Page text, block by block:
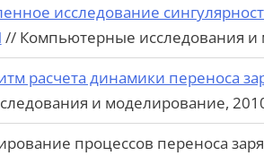
исследование
// Компьютерные исследования и
расчета динамики переноса
и моделирование,
процессов переноса